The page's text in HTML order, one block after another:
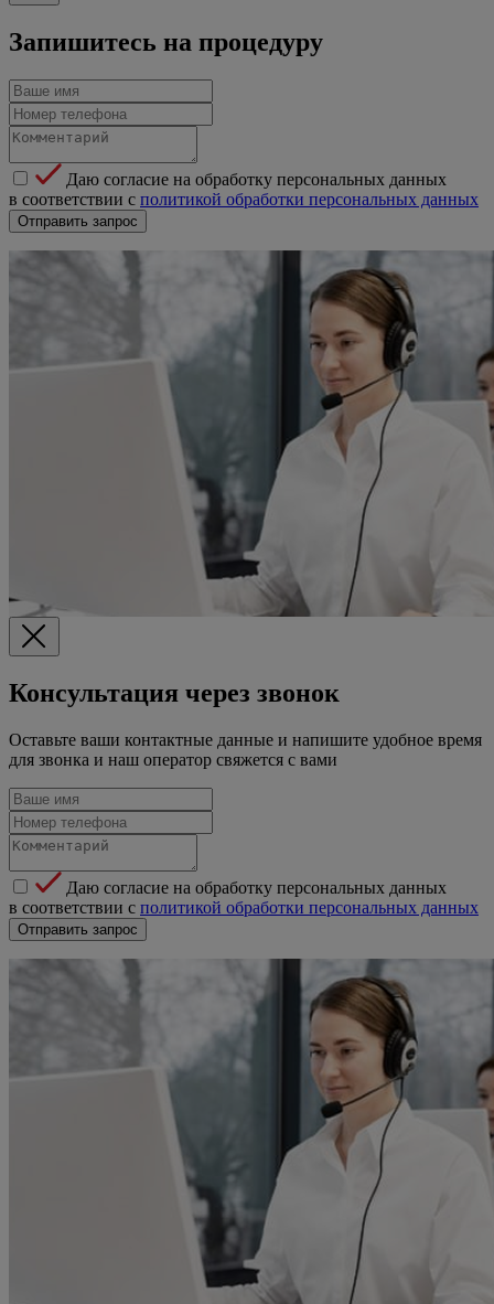
Запишитесь на процедуру
Даю согласие на обработку персональных данных
в соответствии с политикой обработки персональных данных
Отправить запрос
Консультация через звонок
Оставьте ваши контактные данные и напишите удобное время
для звонка и наш оператор свяжется с вами
Даю согласие на обработку персональных данных
в соответствии с политикой обработки персональных данных
Отправить запрос